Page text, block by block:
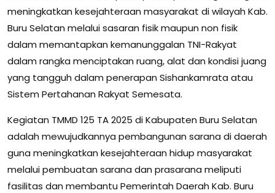
meningkatkan kesejahteraan masyarakat di wilayah Kab.
Buru Selatan melalui sasaran fisik maupun non fisik
dalam memantapkan kemanunggalan TNI-Rakyat
dalam rangka menciptakan ruang, alat dan kondisi juang
yang tangguh dalam penerapan Sishankamrata atau
Sistem Pertahanan Rakyat Semesata.
Kegiatan TMMD 125 TA 2025 di Kabupaten Buru Selatan
adalah mewujudkannya pembangunan sarana di daerah
guna meningkatkan kesejahteraan hidup masyarakat
melalui pembuatan sarana dan prasarana meliputi
fasilitas dan membantu Pemerintah Daerah Kab. Buru